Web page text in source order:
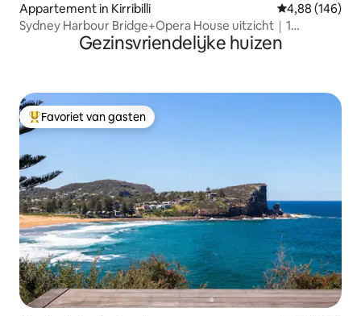
Appartement in Kirribilli Gemiddelde
4,88 (146)
Sydney Harbour Bridge+Opera House uitzicht｜1
parkeerplaatsGezinsvriendelijke huizen
Topfavoriet van gasten
Favoriet van gasten